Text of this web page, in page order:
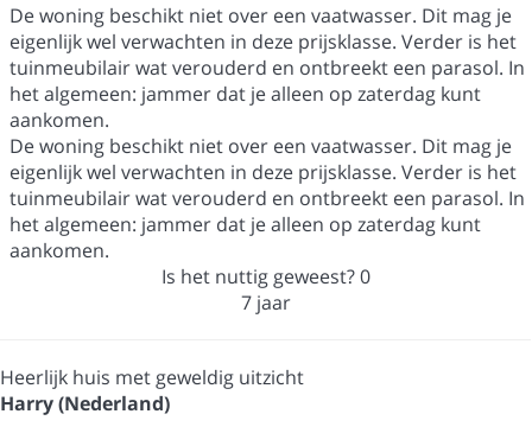
De woning beschikt niet over een vaatwasser. Dit mag je
eigenlijk wel verwachten in deze prijsklasse. Verder is het
tuinmeubilair wat verouderd en ontbreekt een parasol. In
het algemeen: jammer dat je alleen op zaterdag kunt
aankomen.
De woning beschikt niet over een vaatwasser. Dit mag je
eigenlijk wel verwachten in deze prijsklasse. Verder is het
tuinmeubilair wat verouderd en ontbreekt een parasol. In
het algemeen: jammer dat je alleen op zaterdag kunt
aankomen.
Is het nuttig geweest?0
7 jaar
Heerlijk huis met geweldig uitzicht
Harry (Nederland)